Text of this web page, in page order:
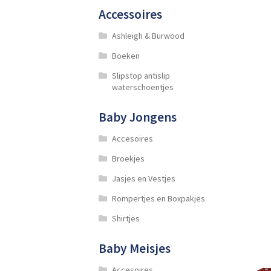
Accessoires
Ashleigh & Burwood
Boeken
Slipstop antislip
waterschoentjes
Baby Jongens
Accesoires
Broekjes
Jasjes en Vestjes
Rompertjes en Boxpakjes
Shirtjes
Baby Meisjes